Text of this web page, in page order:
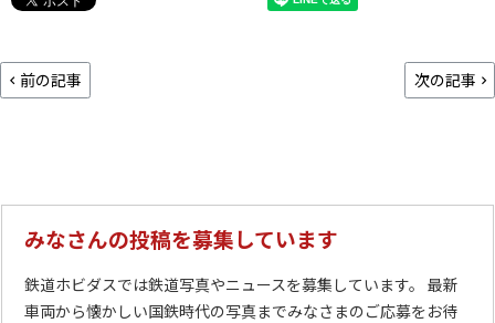
前の記事 次の記事
みなさんの投稿を募集しています
鉄道ホビダスでは鉄道写真やニュースを募集しています。 最新
車両から懐かしい国鉄時代の写真までみなさまのご応募をお待